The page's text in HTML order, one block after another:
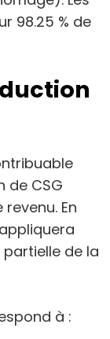
98.25 % de
de CSG
En
de la
à :